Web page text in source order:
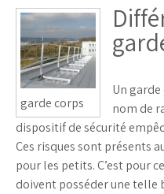
garde corps
Un garde
nom de
dispositif de sécurité
Ces risques sont présents
pour les petits. C’est pour
doivent posséder une telle